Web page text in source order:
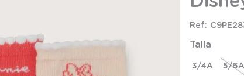
Talla
3/4A 5/6A
6.
panty
niña